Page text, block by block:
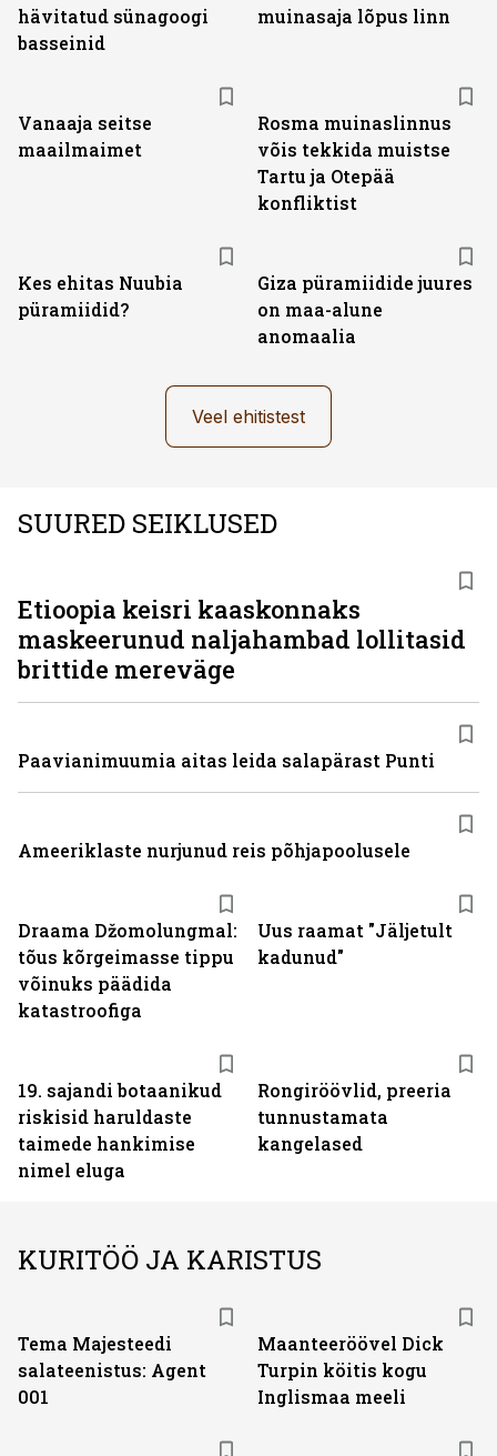
hävitatud sünagoogi
basseinid
muinasaja lõpus linn
Vanaaja seitse
maailmaimet
Rosma muinaslinnus
võis tekkida muistse
Tartu ja Otepää
konfliktist
Kes ehitas Nuubia
püramiidid?
Giza püramiidide juures
on maa-alune
anomaalia
Veel ehitistest
SUURED SEIKLUSED
Draama Džomolungmal:
tõus kõrgeimasse tippu
võinuks päädida
katastroofiga
Uus raamat "Jäljetult
kadunud"
19. sajandi botaanikud
riskisid haruldaste
taimede hankimise
nimel eluga
Rongiröövlid, preeria
tunnustamata
kangelased
Etioopia keisri kaaskonnaks
maskeerunud naljahambad lollitasid
brittide mereväge
Paavianimuumia aitas leida salapärast Punti
Ameeriklaste nurjunud reis põhjapoolusele
KURITÖÖ JA KARISTUS
Tema Majesteedi
salateenistus: Agent
001
Maanteeröövel Dick
Turpin köitis kogu
Inglismaa meeli